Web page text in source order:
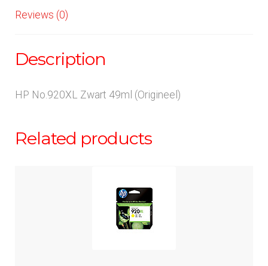
Reviews (0)
Description
HP No.920XL Zwart 49ml (Origineel)
Related products